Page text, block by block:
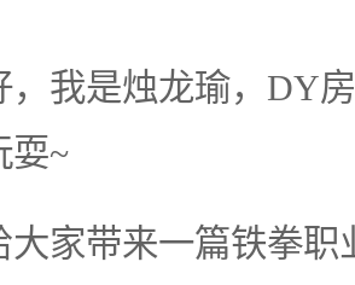
是烛龙瑜，DY房
耍~
带来一篇铁拳职